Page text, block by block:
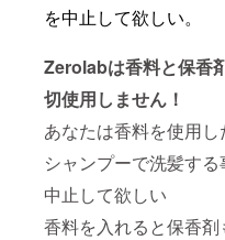
を中止して欲しい。
Zerolabは香料と保香
切使用しません！
あなたは香料を使用し
シャンプーで洗髪する
中止して欲しい
香料を入れると保香剤